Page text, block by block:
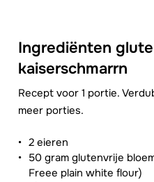
Ingrediënten
kaiserschmarrn
Recept voor 1 portie.
meer porties.
2 eieren
50 gram glutenvrije
Freee plain white flour)